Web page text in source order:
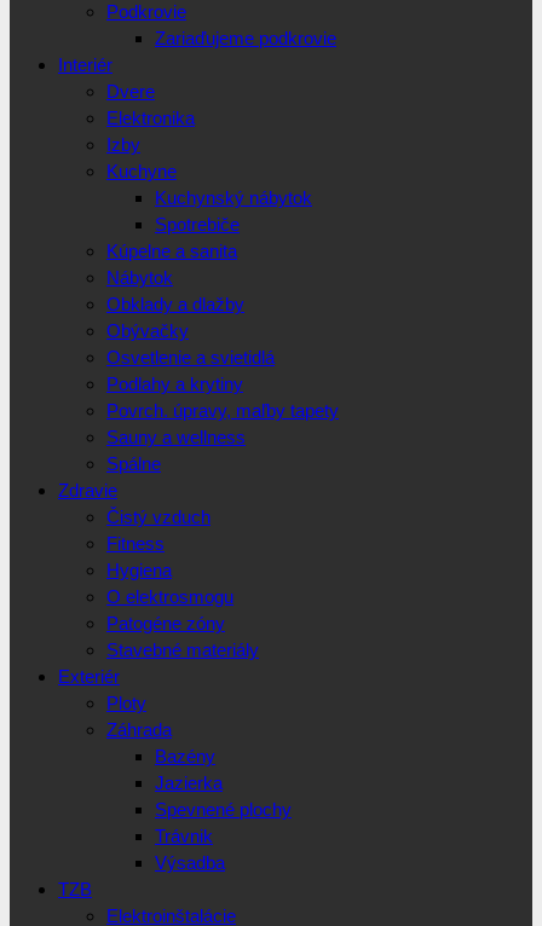
Podkrovie
Zariaďujeme podkrovie
Interiér
Dvere
Elektronika
Izby
Kuchyne
Kuchynský nábytok
Spotrebiče
Kúpelne a sanita
Nábytok
Obklady a dlažby
Obývačky
Osvetlenie a svietidlá
Podlahy a krytiny
Povrch. úpravy, maľby tapety
Sauny a wellness
Spálne
Zdravie
Čistý vzduch
Fitness
Hygiena
O elektrosmogu
Patogéne zóny
Stavebné materiály
Exteriér
Ploty
Záhrada
Bazény
Jazierka
Spevnené plochy
Trávnik
Výsadba
TZB
Elektroinštalácie